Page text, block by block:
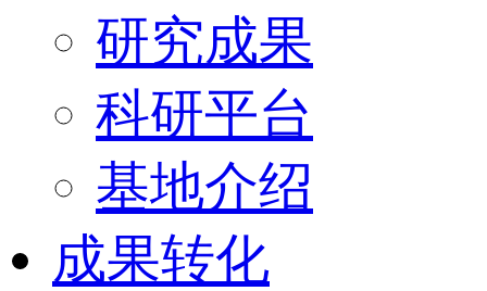
研究成果
科研平台
基地介绍
成果转化